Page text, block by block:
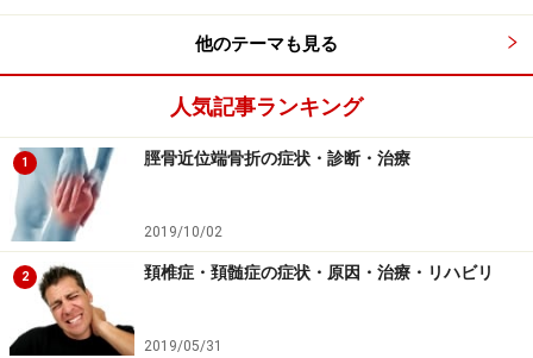
転位の少ない足関節骨折の治療では、保存療法といって
ギプス固定などで治癒することが可能です。2週間は歩
約2ヶ月間ヒール付きのギプスで足関節を固定する治療
を行います。
■鎮痛薬
ボルタレン、ロキソニンなど非ステロイド消炎鎮痛薬
（NSAIDと省略されます）を用います。
他のテーマも見る
人気記事ランキング
1 脛骨近位端骨折の症状・診断・治療
2019/10/02
2 頚椎症・頚髄症の症状・原因・治療・リハビリ
2019/05/31